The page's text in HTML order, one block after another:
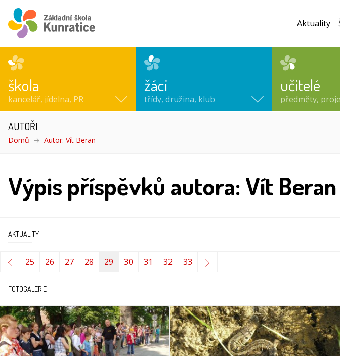
škola
kancelář, jídelna, PR
žáci
třídy, družina, klub
učitelé
předměty,
Aktuality
AUTOŘI
Domů Autor: Vít Beran
Výpis příspěvků autora: Vít Beran
AKTUALITY
25 26 27 28 29 30 31 32 33
FOTOGALERIE